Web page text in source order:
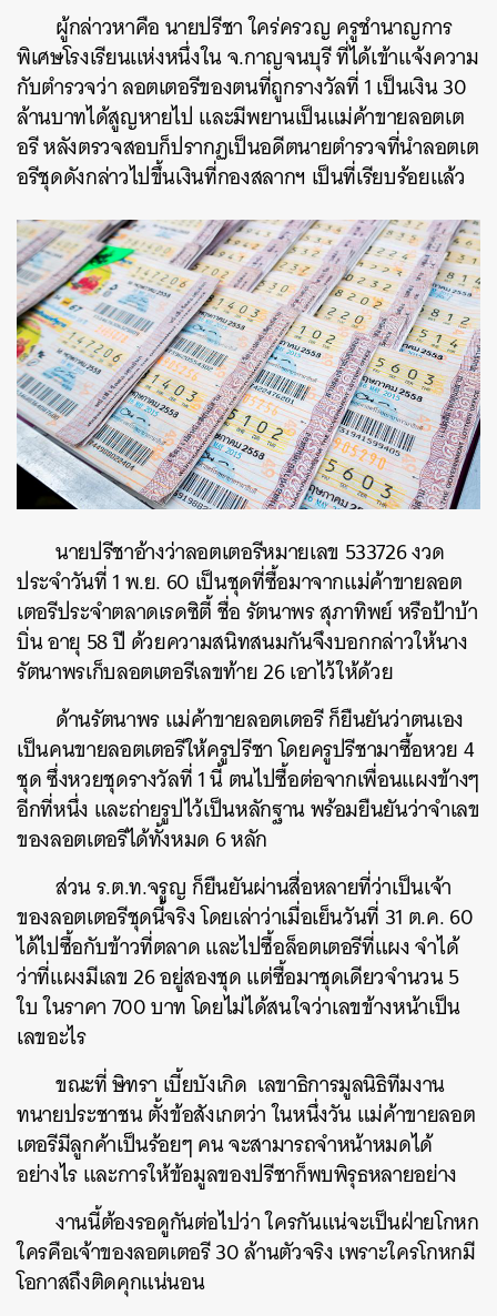
ผู้กล่าวหาคือ นายปรีชา ใคร่ครวญ ครูชำนาญการ
พิเศษโรงเรียนเเห่งหนึ่งใน จ.กาญจนบุรี ที่ได้เข้าแจ้งความ
กับตำรวจว่า ลอตเตอรีของตนที่ถูกรางวัลที่ 1 เป็นเงิน 30
ล้านบาทได้สูญหายไป และมีพยานเป็นแม่ค้าขายลอตเต
อรี หลังตรวจสอบก็ปรากฏเป็นอดีตนายตำรวจที่นำลอตเต
อรีชุดดังกล่าวไปขึ้นเงินที่กองสลากฯ เป็นที่เรียบร้อยแล้ว
นายปรีชาอ้างว่าลอตเตอรีหมายเลข 533726 งวด
ประจำวันที่ 1 พ.ย. 60 เป็นชุดที่ซื้อมาจากแม่ค้าขายลอต
เตอรีประจำตลาดเรดซิตี้ ชื่อ รัตนาพร สุภาทิพย์ หรือป้าบ้า
บิ่น อายุ 58 ปี ด้วยความสนิทสนมกันจึงบอกกล่าวให้นาง
รัตนาพรเก็บลอตเตอรีเลขท้าย 26 เอาไว้ให้ด้วย
ด้านรัตนาพร แม่ค้าขายลอตเตอรี ก็ยืนยันว่าตนเอง
เป็นคนขายลอตเตอรีให้ครูปรีชา โดยครูปรีชามาซื้อหวย 4
ชุด ซึ่งหวยชุดรางวัลที่ 1 นี้ ตนไปซื้อต่อจากเพื่อนแผงข้างๆ
อีกที่หนึ่ง และถ่ายรูปไว้เป็นหลักฐาน พร้อมยืนยันว่าจำเลข
ของลอตเตอรีได้ทั้งหมด 6 หลัก
ส่วน ร.ต.ท.จรูญ ก็ยืนยันผ่านสื่อหลายที่ว่าเป็นเจ้า
ของลอตเตอรีชุดนี้จริง โดยเล่าว่าเมื่อเย็นวันที่ 31 ต.ค. 60
ได้ไปซื้อกับข้าวที่ตลาด และไปซื้อล็อตเตอรีที่แผง จำได้
ว่าที่แผงมีเลข 26 อยู่สองชุด แต่ซื้อมาชุดเดียวจำนวน 5
ใบ ในราคา 700 บาท โดยไม่ได้สนใจว่าเลขข้างหน้าเป็น
เลขอะไร
ขณะที่ ษิทรา เบี้ยบังเกิด เลขาธิการมูลนิธิทีมงาน
ทนายประชาชน ตั้งข้อสังเกตว่า ในหนึ่งวัน แม่ค้าขายลอต
เตอรีมีลูกค้าเป็นร้อยๆ คน จะสามารถจำหน้าหมดได้
อย่างไร และการให้ข้อมูลของปรีชาก็พบพิรุธหลายอย่าง
งานนี้ต้องรอดูกันต่อไปว่า ใครกันแน่จะเป็นฝ่ายโกหก
ใครคือเจ้าของลอตเตอรี 30 ล้านตัวจริง เพราะใครโกหกมี
โอกาสถึงติดคุกแน่นอน